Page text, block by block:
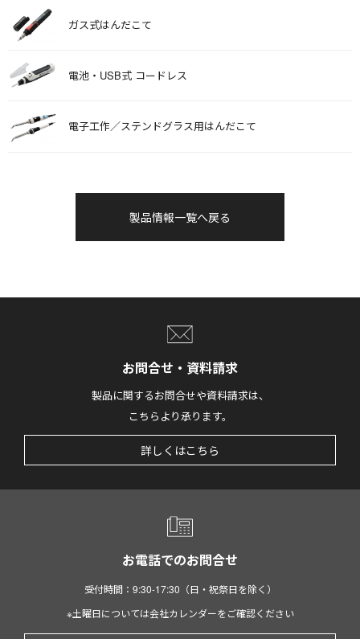
ガス式はんだこて
電池・USB式 コードレス
電子工作／ステンドグラス用はんだこて
製品情報一覧へ戻る
お問合せ・資料請求
製品に関するお問合せや資料請求は、
こちらより承ります。
詳しくはこちら
お電話でのお問合せ
受付時間：9:30-17:30（日・祝祭日を除く）
※土曜日については会社カレンダーをご確認ください